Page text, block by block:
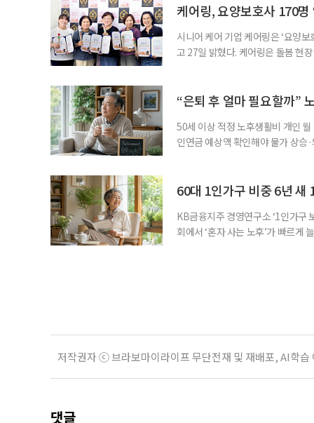
사용하는 자체 개발 워크북이 활용
케어링, 요양보호사 170명
시니어 케어 기업 케어링은 ‘요양
고 27일 밝혔다. 케어링은 돌봄 현
점에서 선정된 요양보호사들에게
“은퇴 후 얼마 필요할까”
50세 이상 적정 노후생활비 개인
인연금 예상액 확인해야 물가 상승
준비의 출발점이라는 조언이 나온
60대 1인가구 비중 6년
KB금융지주 경영연구소 ‘1인가구
회에서 ‘혼자 사는 노후’가 빠르게
저작권자 ⓒ 브라보마이라이프 무단전재 및 재배포, AI학습
댓글